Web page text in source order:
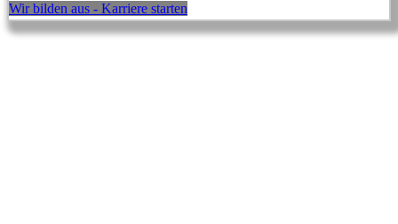
Wir bilden aus - Karriere starten